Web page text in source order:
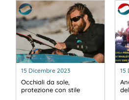
15 Dicembre 2023
Occhiali da sole,
protezione con stile
15